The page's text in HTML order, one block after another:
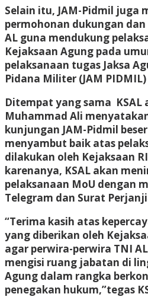
Selain itu, JAM-Pidmil juga
permohonan dukungan
AL guna mendukung
Kejaksaan Agung pada
pelaksanaan tugas Jaksa
Pidana Militer (JAM
Ditempat yang sama KSAL
Muhammad Ali
kunjungan JAM-Pidmil
menyambut baik atas
dilakukan oleh Kejaksaan
karenanya, KSAL akan
pelaksanaan MoU dengan
Telegram dan Surat
“Terima kasih atas
yang diberikan oleh
agar perwira-perwira TNI
mengisi ruang jabatan di
Agung dalam rangka
penegakan hukum,”tegas